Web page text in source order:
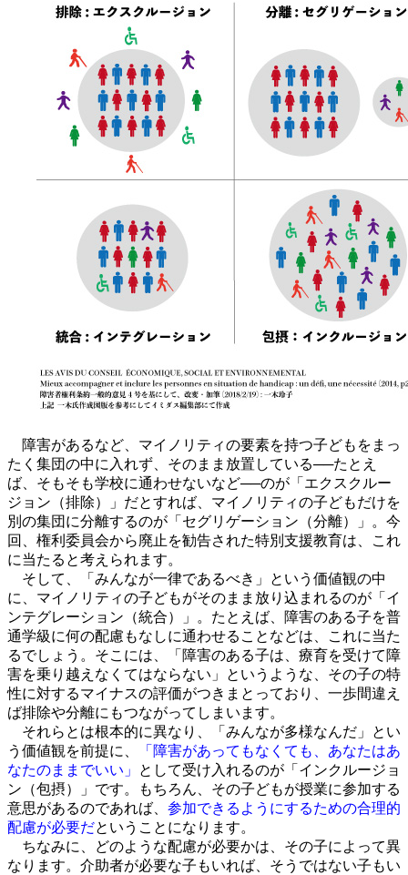
障害があるなど、マイノリティの要素を持つ子どもをまっ
たく集団の中に入れず、そのまま放置している──たとえ
ば、そもそも学校に通わせないなど──のが 「エクスクルー
ジョン（排除）」 だとすれば、マイノリティの子どもだけを
別の集団に分離するのが「セグリゲーション（分離）」。今
回、権利委員会から廃止を勧告された特別支援教育は、これ
に当たると考えられます。
そして、「みんなが一律であるべき」という価値観の中
に、マイノリティの子どもがそのまま放り込まれるのが「イ
ンテグレーション（統合）」。たとえば、障害のある子を普
通学級に何の配慮もなしに通わせることなどは、これに当た
るでしょう。そこには、「障害のある子は、療育を受けて障
害を乗り越えなくてはならない」というような、その子の特
性に対するマイナスの評価がつきまとっており、一歩間違え
ば排除や分離にもつながってしまいます。
それらとは根本的に異なり、「みんなが多様なんだ」とい
う価値観を前提に、
「障害があってもなくても、あなたはあ
なたのままでいい」
として受け入れるのが「インクルージョ
ン（包摂）」です。もちろん、その子どもが授業に参加する
意思があるのであれば、 参加できるようにするための合理的
配慮が必要だということになります。
ちなみに、どのような配慮が必要かは、その子によって異
なります。介助者が必要な子もいれば、そうではない子もい